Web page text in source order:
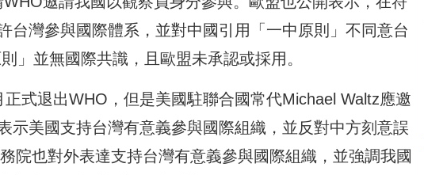
台灣參與國際體系，並對中國引用「一中原則」不同意台
」並無國際共識，且歐盟未承認或採用。
式退出WHO，但是美國駐聯合國常代Michael Waltz應邀
示美國支持台灣有意義參與國際組織，並反對中方刻意誤
院也對外表達支持台灣有意義參與國際組織，並強調我國